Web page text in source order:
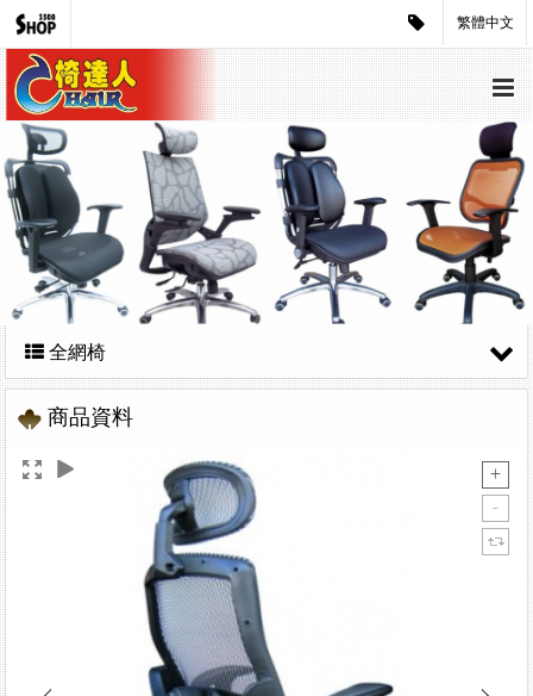
繁體中文
全網椅
商品資料